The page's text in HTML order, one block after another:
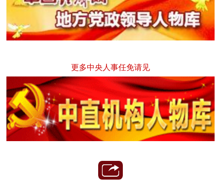
更多中央人事任免请见